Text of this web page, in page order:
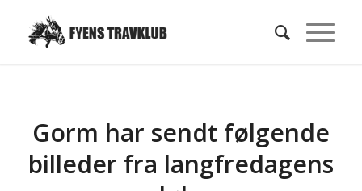
Gorm har sendt følgende
billeder fra langfredagens